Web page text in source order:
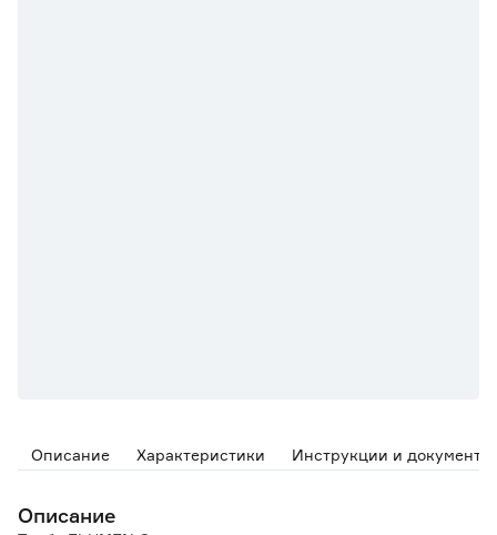
Описание Характеристики Инструкции и документы
Описание